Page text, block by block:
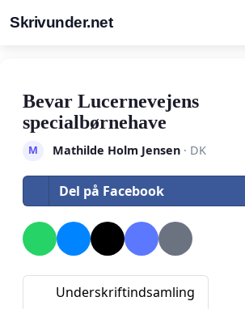
Skrivunder.net
Bevar Lucernevejens
specialbørnehave
M Mathilde Holm Jensen· DK
Del på Facebook
Underskriftindsamling